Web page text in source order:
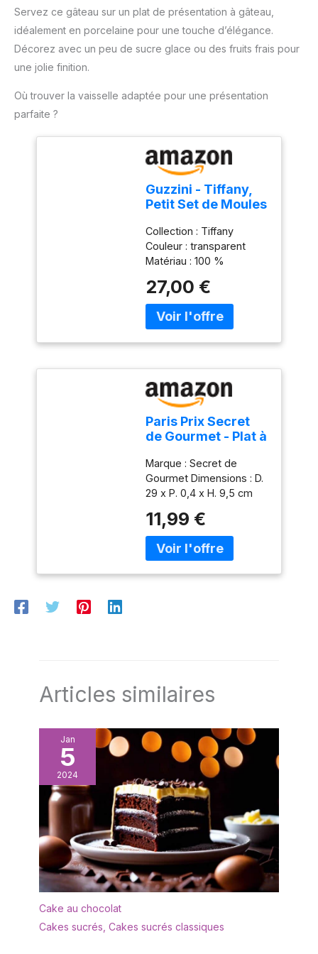
une utilisation
confortable et un
changement rapide des
quotidien : Léger, doté
mixeur est facile à ranger
et parfait pour toutes vos
tâches de cuisine.
Servez ce gâteau sur un plat de présentation à gâteau,
idéalement en porcelaine pour une touche d’élégance.
Décorez avec un peu de sucre glace ou des fruits frais pour
une jolie finition.
Où trouver la vaisselle adaptée pour une présentation
parfaite ?
Guzzini - Tiffany,
Petit Set de Moules
Transparent, Ø 30
x h16 cm -
19950100
Collection : Tiffany
Couleur : transparent
Matériau : 100 %
Guzzini, fabriqué en Italie
depuis 1912 Poids du
colis: 1.02 kilograms
27,00 €
Paris Prix Secret
de Gourmet - Plat à
Renaissance 29cm
Transparent
Marque : Secret de
Gourmet Dimensions : D.
29 x P. 0,4 x H. 9,5 cm
Transparent
11,99 €
Articles similaires
Jan
5
2024
Cake au chocolat
Cakes sucrés Cakes sucrés classiques